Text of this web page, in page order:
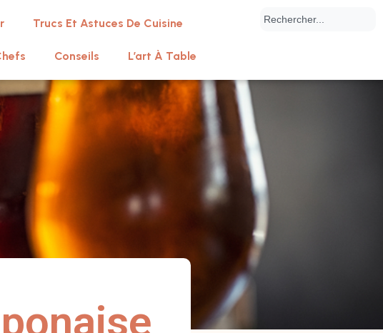
Trucs Et Astuces De Cuisine
Conseils L’art À Table